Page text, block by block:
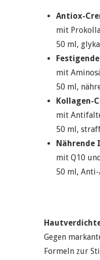
Antiox-
mit
50 ml,
mit
50 ml,
Kollagen-
mit
50 ml,
Nährende
mit Q10
50 ml,
Gegen
Formeln zur